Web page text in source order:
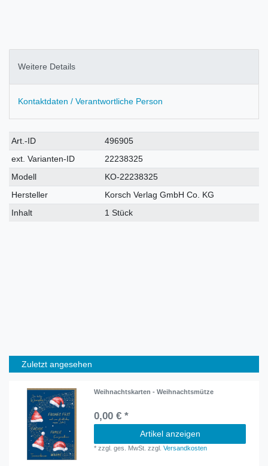
Weitere Details
Kontaktdaten / Verantwortliche Person
Technisches
Merkmal
Wert
Art.-ID
496905
ext. Varianten-ID
22238325
Modell
KO-22238325
Hersteller
Korsch Verlag GmbH Co. KG
Inhalt
1 Stück
Zuletzt angesehen
Weihnachtskarten - Weihnachtsmütze
0,00 € *
Artikel anzeigen
*zzgl. ges. MwSt. zzgl.Versandkosten